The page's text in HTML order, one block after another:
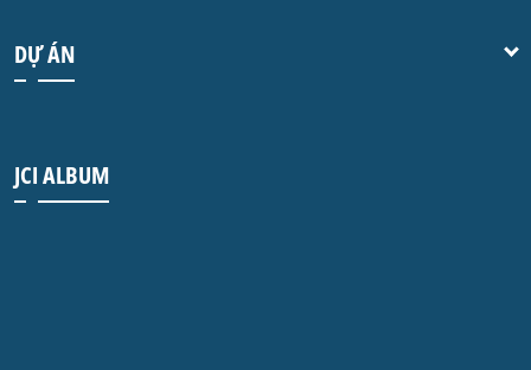
DỰ ÁN
JCI ALBUM